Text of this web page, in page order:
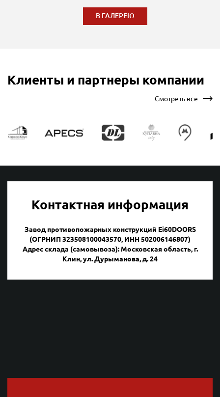
В ГАЛЕРЕЮ
Клиенты и партнеры компании
Смотреть все
Контактная информация
Завод противопожарных конструкций Ei60DOORS
(ОГРНИП 323508100043570, ИНН 502006146807)
Адрес склада (самовывоза): Московская область, г.
Клин, ул. Дурыманова, д. 24